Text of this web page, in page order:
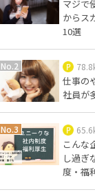
マジで
からス
10選
仕事の
社員が
こんな
し過ぎ
度・福